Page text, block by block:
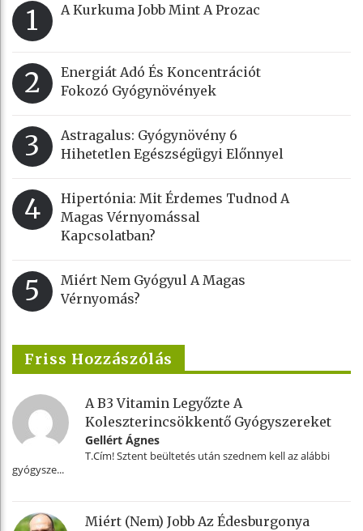
1 A Kurkuma Jobb Mint A Prozac
2
Energiát Adó És Koncentrációt
Fokozó Gyógynövények
3
Astragalus: Gyógynövény 6
Hihetetlen Egészségügyi Előnnyel
4
Hipertónia: Mit Érdemes Tudnod A
Magas Vérnyomással
Kapcsolatban?
5
Miért Nem Gyógyul A Magas
Vérnyomás?
Friss Hozzászólás
A B3 Vitamin Legyőzte A
Koleszterincsökkentő Gyógyszereket
Gellért Ágnes
T.Cím! Sztent beültetés után szednem kell az alábbi
gyógysze...
Miért (nem) Jobb Az Édesburgonya